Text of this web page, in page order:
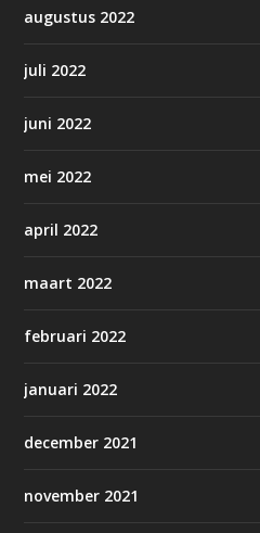
augustus 2022
juli 2022
juni 2022
mei 2022
april 2022
maart 2022
februari 2022
januari 2022
december 2021
november 2021